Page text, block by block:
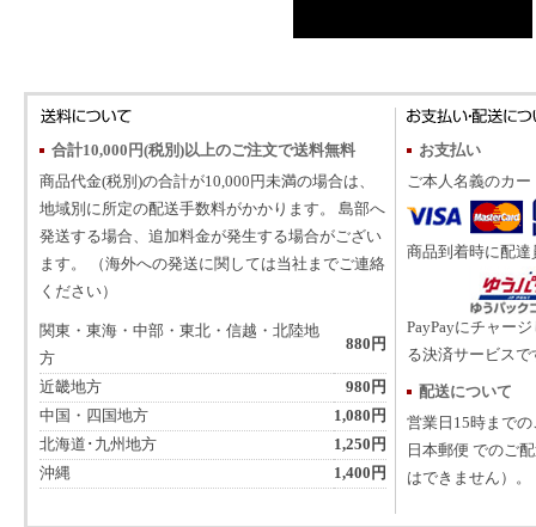
合計10,000円(税別)以上のご注文で送料無料
商品代金(税別)の合計が10,000円未満の場合は、
地域別に所定の配送手数料がかかります。 島部へ
発送する場合、追加料金が発生する場合がござい
ます。 （海外への発送に関しては当社までご連絡
ください）
関東・東海・中部・東北・信越・北陸地
方
880円
近畿地方
980円
中国・四国地方
1,080円
北海道･九州地方
1,250円
沖縄
1,400円
お支払い
ご本人名義のカ
商品到着時に配
PayPayにチャー
る決済サービスで
配送について
営業日15時まで
日本郵便 でのご
はできません）。